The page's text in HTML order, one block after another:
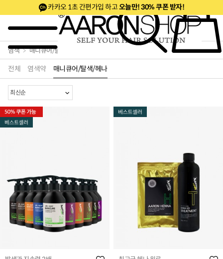
카카오 1초 간편가입 하고오늘만! 30% 쿠폰 받자!
~50%세트& 20%쿠폰 50% 깜짝특가 베스트 신제품
셔널
염색 매니큐어/탈색/헤나
전체 염색약 매니큐어/탈색/헤나